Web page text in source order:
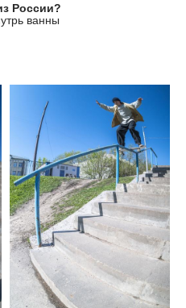
России?
ванны